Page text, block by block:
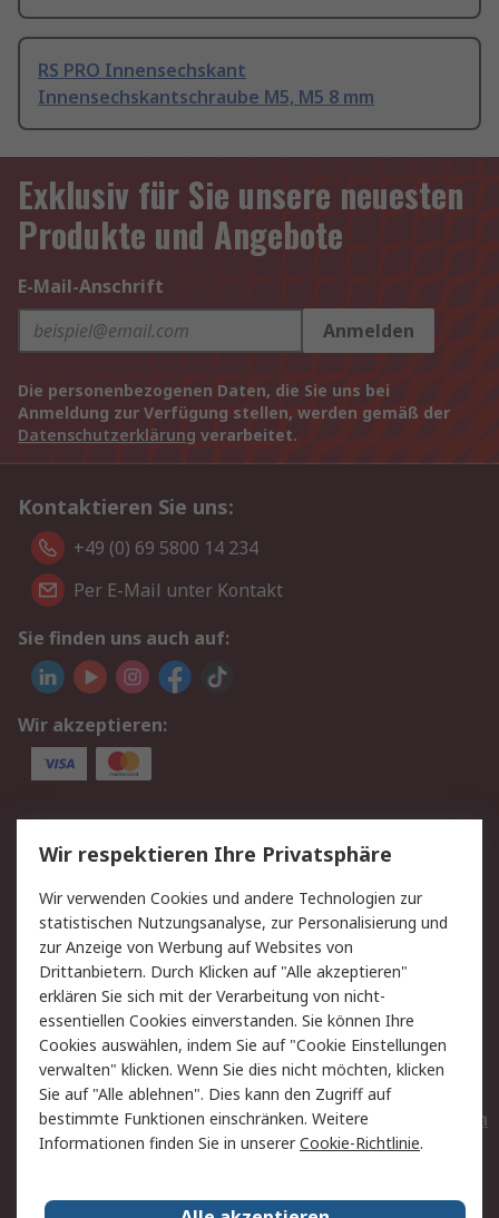
RS PRO Innensechskant
Innensechskantschraube M5, M5 8 mm
Exklusiv für Sie unsere neuesten
Produkte und Angebote
E-Mail-Anschrift
Anmelden
Die personenbezogenen Daten, die Sie uns bei
Anmeldung zur Verfügung stellen, werden gemäß der
Datenschutzerklärung verarbeitet.
Kontaktieren Sie uns:
+49 (0) 69 5800 14 234
Per E-Mail unter Kontakt
Sie finden uns auch auf:
Wir akzeptieren:
Service
Value Added Services
Lieferlösungen
Rücksendungen
Kontakt
Hilfe
Privatkunden
Rechtliches
AGB
Datenschutz
Cookie-Richtlinie
Zahlungsbedingungen
Copyright/Impressum
Entsorgung
Elektrogeräte/Batterien
Wir respektieren Ihre Privatsphäre
Wir verwenden Cookies und andere Technologien zur
statistischen Nutzungsanalyse, zur Personalisierung und
zur Anzeige von Werbung auf Websites von
Drittanbietern. Durch Klicken auf "Alle akzeptieren"
erklären Sie sich mit der Verarbeitung von nicht-
essentiellen Cookies einverstanden. Sie können Ihre
Cookies auswählen, indem Sie auf "Cookie Einstellungen
verwalten" klicken. Wenn Sie dies nicht möchten, klicken
Sie auf "Alle ablehnen". Dies kann den Zugriff auf
bestimmte Funktionen einschränken. Weitere
Informationen finden Sie in unsererCookie-Richtlinie.